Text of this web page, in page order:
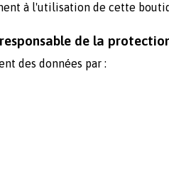
à l'utilisation de cette
de la
des données par :